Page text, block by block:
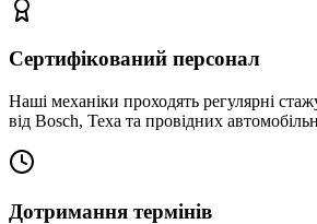
Сертифікований персонал
Наші механіки проходять регулярні
від Bosch, Texa та провідних
Дотримання термінів